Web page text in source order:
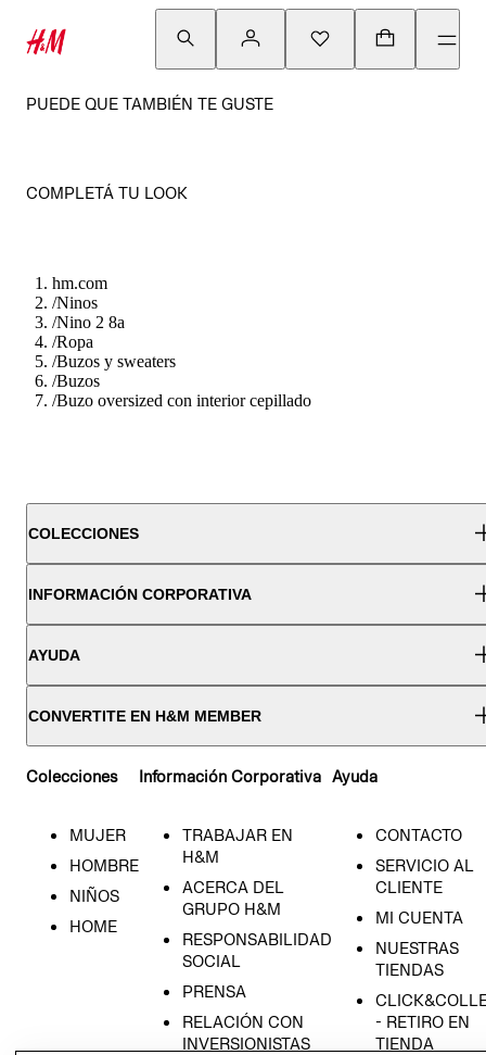
PUEDE QUE TAMBIÉN TE GUSTE
COMPLETÁ TU LOOK
hm.com
/Ninos
/Nino 2 8a
/Ropa
/Buzos y sweaters
/Buzos
/Buzo oversized con interior cepillado
COLECCIONES
INFORMACIÓN CORPORATIVA
AYUDA
CONVERTITE EN H&M MEMBER
Colecciones
MUJER
HOMBRE
NIÑOS
HOME
Información Corporativa
TRABAJAR EN
H&M
ACERCA DEL
GRUPO H&M
RESPONSABILIDAD
SOCIAL
PRENSA
RELACIÓN CON
INVERSIONISTAS
Ayuda
CONTACTO
SERVICIO AL
CLIENTE
MI CUENTA
NUESTRAS
TIENDAS
- RETIRO EN
TIENDA